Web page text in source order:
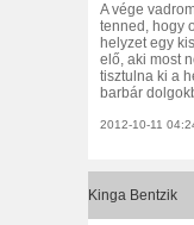
A vége
tenned, hogy
helyzet egy
elő, aki most
tisztulna ki a
barbár
2012-10-11
Kinga Bentzik